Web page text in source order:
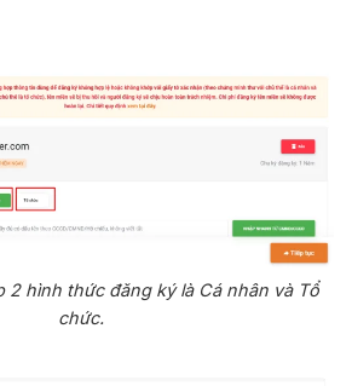
2 hình thức đăng ký là Cá nhân và Tổ
chức.